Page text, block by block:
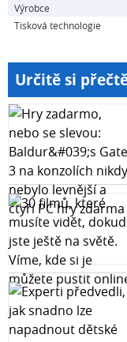
Výrobce
Tisková technologie
Určitě si